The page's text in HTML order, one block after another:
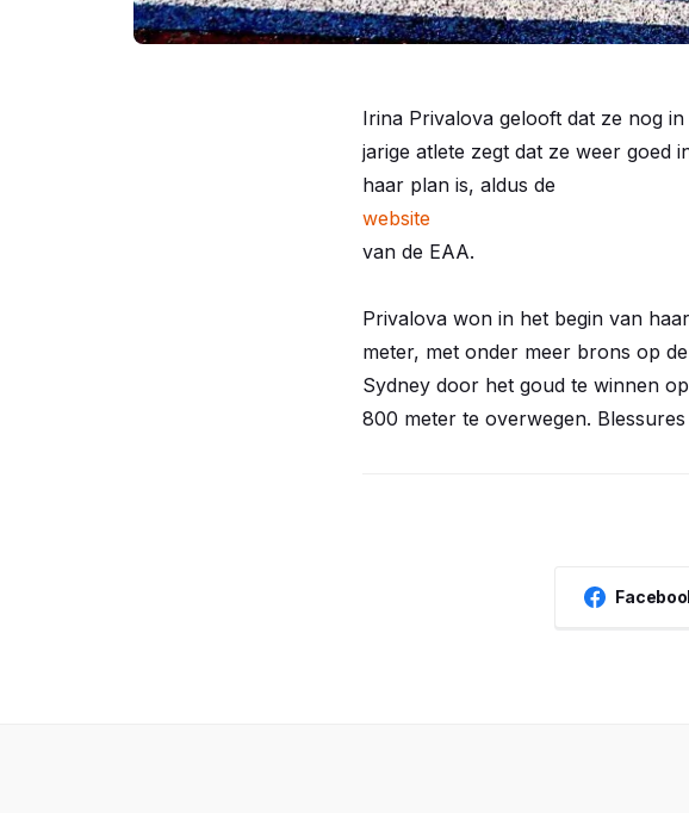
Irina Privalova gelooft dat ze nog
jarige atlete zegt dat ze weer goed
haar plan is, aldus de
website
van de EAA.
Privalova won in het begin van
meter, met onder meer brons op
Sydney door het goud te winnen
800 meter te overwegen.